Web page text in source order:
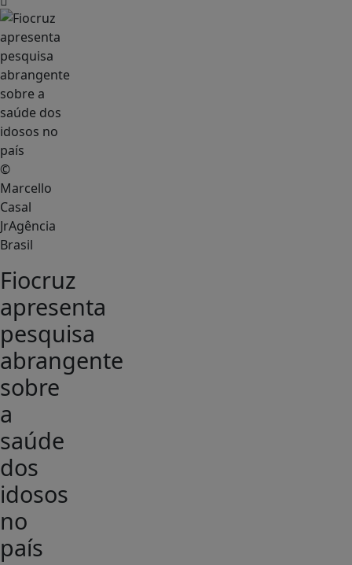
©
Marcello
Casal
JrAgência
Brasil
Fiocruz
apresenta
pesquisa
abrangente
sobre
a
saúde
dos
idosos
no
país